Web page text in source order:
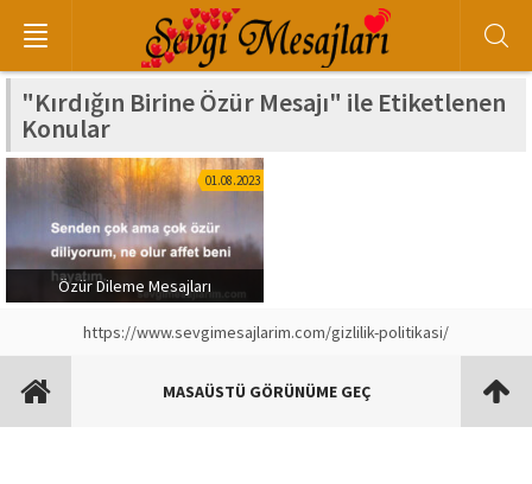
"Kırdığın Birine Özür Mesajı" ile Etiketlenen
Konular
Özür Dileme Mesajları
01.08.2023
https://www.sevgimesajlarim.com/gizlilik-politikasi/
MASAÜSTÜ GÖRÜNÜME GEÇ